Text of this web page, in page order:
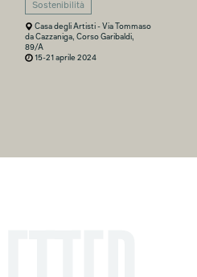
Sostenibilità
Casa degli Artisti - Via Tommaso
da Cazzaniga, Corso Garibaldi,
89/A
15-21 aprile 2024